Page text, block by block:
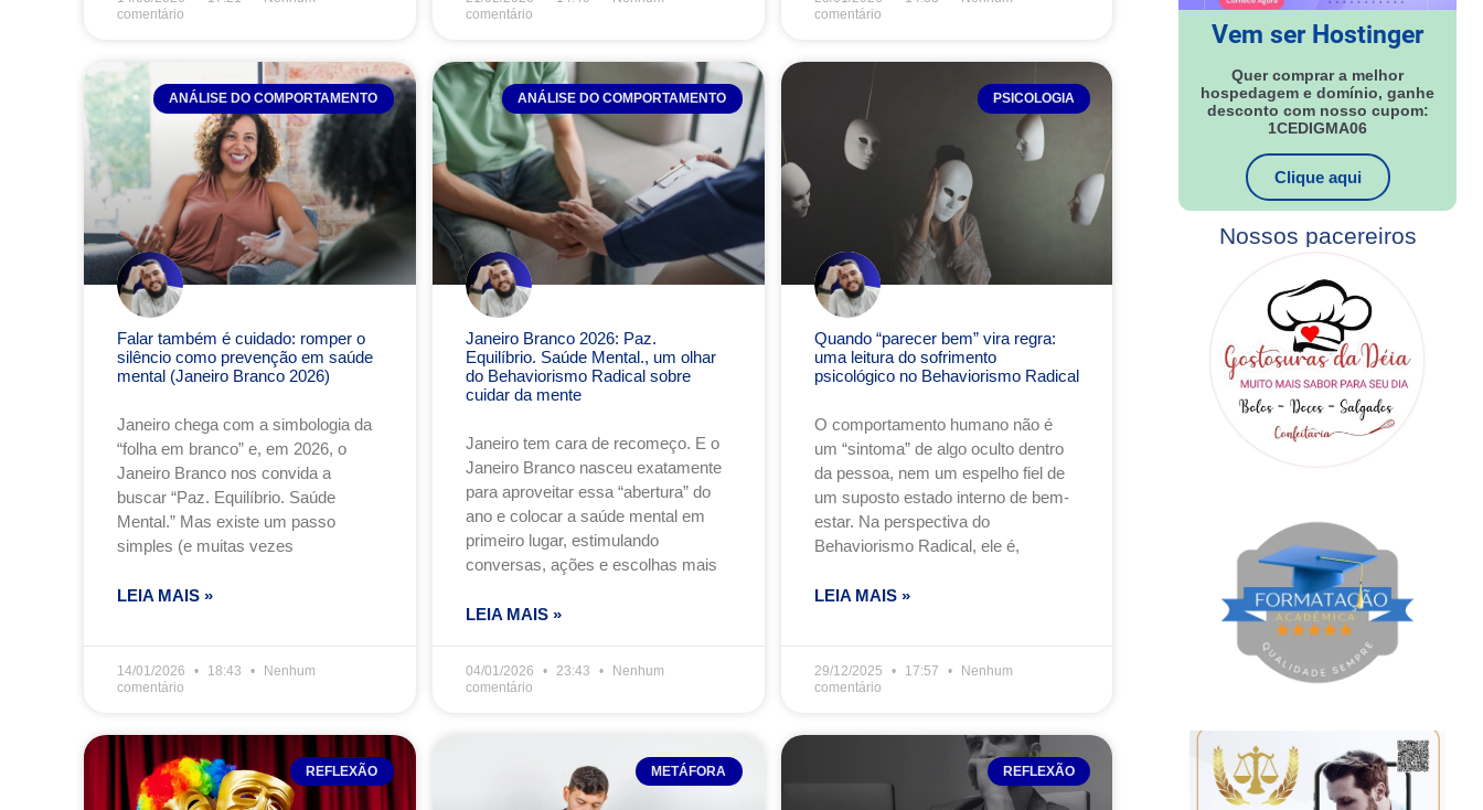
comentário
comentário
comentário
ANÁLISE DO COMPORTAMENTO
Falar também é cuidado: romper o
silêncio como prevenção em saúde
mental (Janeiro Branco 2026)
Janeiro chega com a simbologia da
“folha em branco” e, em 2026, o
Janeiro Branco nos convida a
buscar “Paz. Equilíbrio. Saúde
Mental.” Mas existe um passo
simples (e muitas vezes
LEIA MAIS »
14/01/2026 18:43
Nenhum
comentário
ANÁLISE DO COMPORTAMENTO
Janeiro Branco 2026: Paz.
Equilíbrio. Saúde Mental., um olhar
do Behaviorismo Radical sobre
cuidar da mente
Janeiro tem cara de recomeço. E o
Janeiro Branco nasceu exatamente
para aproveitar essa “abertura” do
ano e colocar a saúde mental em
primeiro lugar, estimulando
conversas, ações e escolhas mais
LEIA MAIS »
04/01/2026 23:43
Nenhum
comentário
PSICOLOGIA
Quando “parecer bem” vira regra:
uma leitura do sofrimento
psicológico no Behaviorismo Radical
O comportamento humano não é
um “sintoma” de algo oculto dentro
da pessoa, nem um espelho fiel de
um suposto estado interno de bem-
estar. Na perspectiva do
Behaviorismo Radical, ele é,
LEIA MAIS »
29/12/2025 17:57
Nenhum
comentário
REFLEXÃO METÁFORA REFLEXÃO
Vem ser Hostinger
Quer comprar a melhor
hospedagem e domínio, ganhe
desconto com nosso cupom:
1CEDIGMA06
Clique aqui
Nossos pacereiros